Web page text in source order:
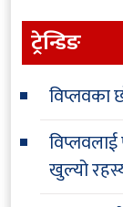
ट्रेन्डिङ
विप्लवका
विप्लवलाई
खुल्यो